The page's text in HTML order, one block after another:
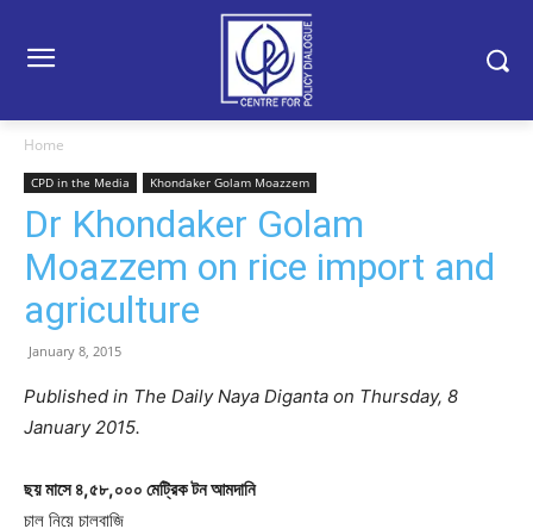
Home
CPD in the Media Khondaker Golam Moazzem
Dr Khondaker Golam
Moazzem on rice import and
agriculture
January 8, 2015
Published in The Daily Naya Diganta on Thursday, 8
January 2015.
ছয় মাসে ৪,৫৮,০০০ মেট্রিক টন আমদানি
চাল নিয়ে চালবাজি